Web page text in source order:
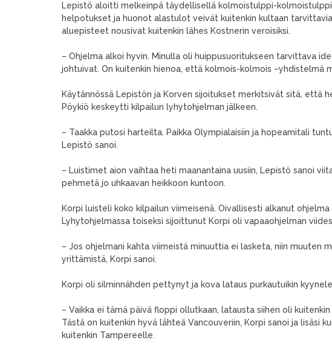
Lepistö aloitti melkeinpä täydellisellä kolmoistulppi-
helpotukset ja huonot alastulot veivät kuitenkin kultaan
aluepisteet nousivat kuitenkin lähes Kostnerin veroisiksi.
– Ohjelma alkoi hyvin. Minulla oli huippusuoritukseen tarvittava
johtuivat. On kuitenkin hienoa, että kolmois-kolmois –yhdistelmä
Käytännössä Lepistön ja Korven sijoitukset merkitsivät sitä, että
Pöykiö keskeytti kilpailun lyhytohjelman jälkeen.
– Taakka putosi harteilta. Paikka Olympialaisiin ja hopeamitali
Lepistö sanoi.
– Luistimet aion vaihtaa heti maanantaina uusiin, Lepistö sanoi
pehmetä jo uhkaavan heikkoon kuntoon.
Korpi luisteli koko kilpailun viimeisenä. Oivallisesti alkanut
Lyhytohjelmassa toiseksi sijoittunut Korpi oli vapaaohjelman
– Jos ohjelmani kahta viimeistä minuuttia ei lasketa, niin muuten
yrittämistä, Korpi sanoi.
Korpi oli silminnähden pettynyt ja kova lataus purkautuikin
– Vaikka ei tämä päivä floppi ollutkaan, latausta siihen oli
Tästä on kuitenkin hyvä lähteä Vancouveriin, Korpi sanoi ja lisäsi
kuitenkin Tampereelle.